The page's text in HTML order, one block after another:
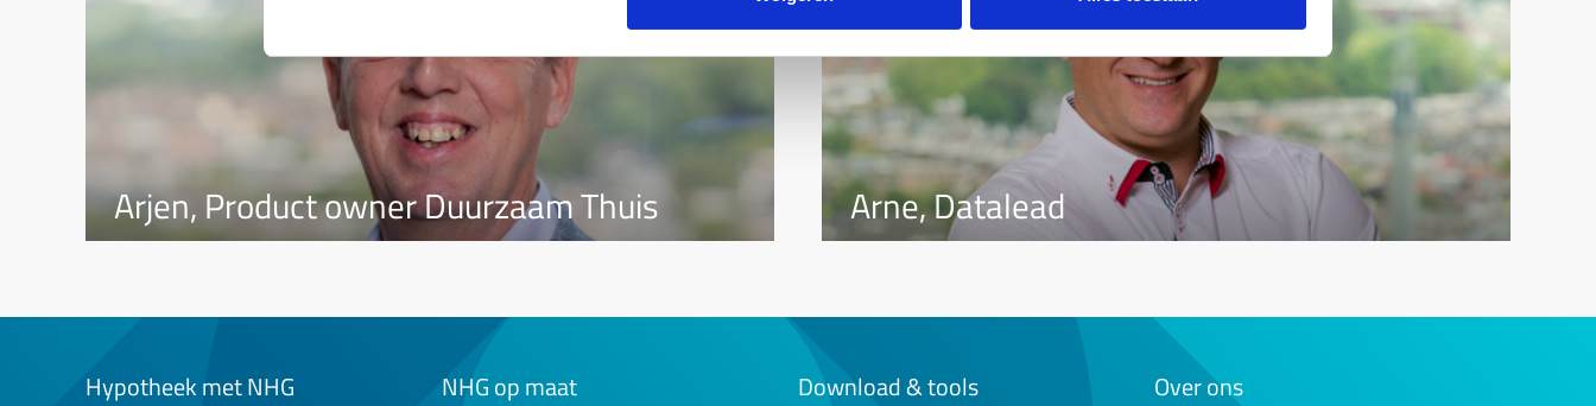
Arjen, Product owner Duurzaam Thuis Arne, Datalead
Hypotheek met NHG NHG op maat Download & tools Over ons